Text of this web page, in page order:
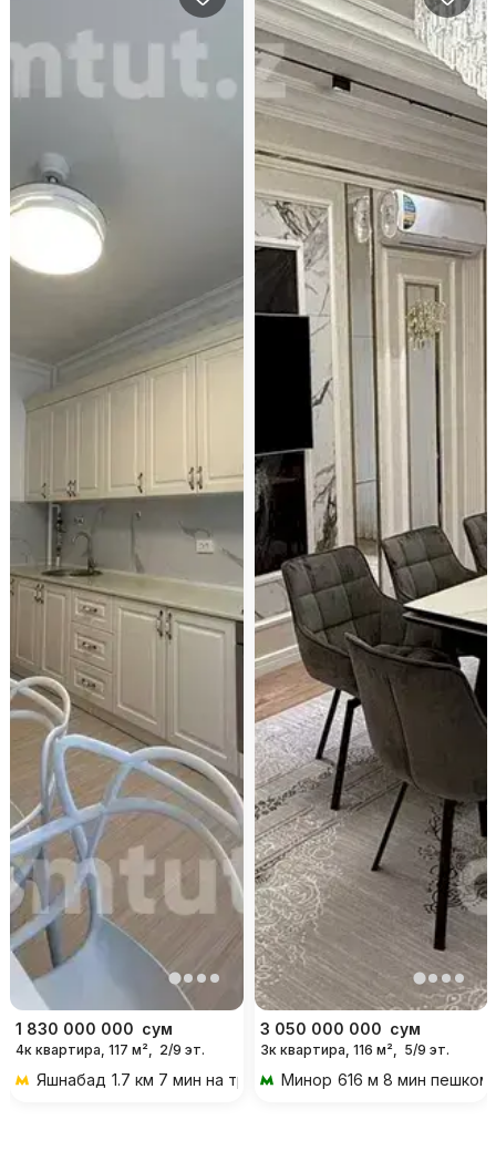
1 830 000 000 сум
4к квартира, 117 м², 2/9 эт.
Яшнабад 1.7 км 7 мин на транспорте
3 050 000 000 сум
3к квартира, 116 м², 5/9 эт.
Минор 616 м 8 мин пешком